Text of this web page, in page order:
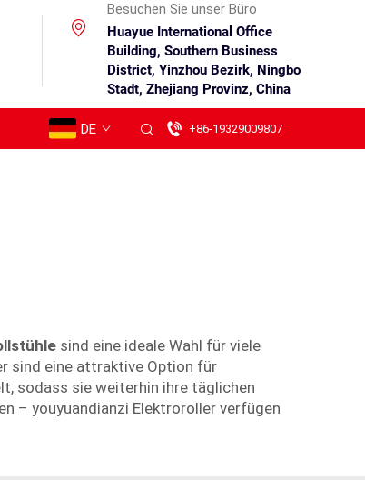
Besuchen Sie unser Büro
Huayue International Office
Building, Southern Business
District, Yinzhou Bezirk, Ningbo
Stadt, Zhejiang Provinz, China
DE +86-19329009807
sind eine ideale Wahl für viele
sind eine attraktive Option für
sodass sie weiterhin ihre täglichen
– youyuandianzi Elektroroller verfügen